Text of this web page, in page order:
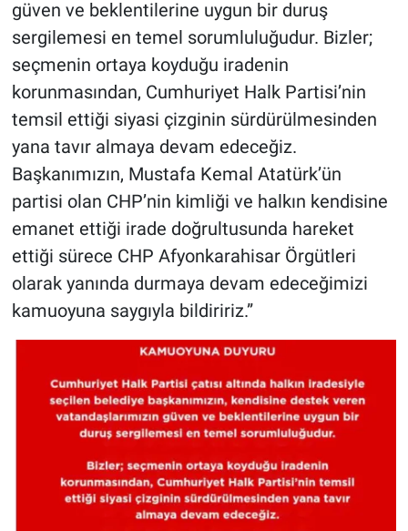
güven ve beklentilerine uygun bir duruş
sergilemesi en temel sorumluluğudur. Bizler;
seçmenin ortaya koyduğu iradenin
korunmasından, Cumhuriyet Halk Partisi’nin
temsil ettiği siyasi çizginin sürdürülmesinden
yana tavır almaya devam edeceğiz.
Başkanımızın, Mustafa Kemal Atatürk’ün
partisi olan CHP’nin kimliği ve halkın kendisine
emanet ettiği irade doğrultusunda hareket
ettiği sürece CHP Afyonkarahisar Örgütleri
olarak yanında durmaya devam edeceğimizi
kamuoyuna saygıyla bildiririz.”